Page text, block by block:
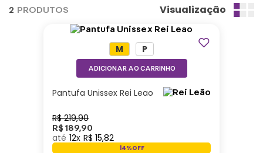
2 PRODUTOS Visualização
Pantufa Unissex Rei Leao
R$ 219,90
R$ 189,90
12 R$ 15,82
14%OFF
M P
ADICIONAR AO CARRINHO